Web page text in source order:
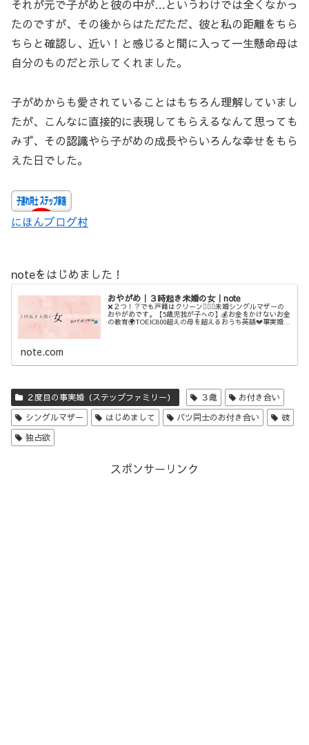
それが元で子がめと彼の中が…というわけでは全くなかっ
たのですが、その後からはただただ、彼と私の距離をちら
ちらと確認し、近い！と感じると間に入って一生懸命母は
自分のものだと示してくれました。
子がめからも愛されていることはもちろん理解していまし
たが、こんなに直接的に表現してもらえるなんて思っても
みず、その認識やら子がめの成長やらいろんな幸せをもら
えた日でした。
にほんブログ村
noteをはじめました！
おやがめ｜３時起き未婚の女｜note
❌２つ！？でも戸籍はクリーン💁‍♀️✨未婚シングルマザーの
おやがめです。【5歳児我が子への】💰お金をかけないお金
の教育🌍TOEIC800超えの母を超えるおうち英語💔事実婚💔
note.com
２度目の事実婚（ステップファミリー） ３歳
お付き合い
シングルマザー
はじめまして バツ同士のお付き合い
彼
独占欲
スポンサーリンク